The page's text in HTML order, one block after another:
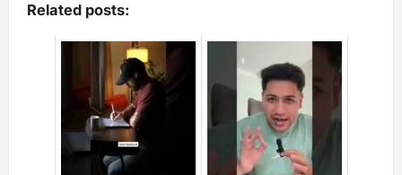
Related posts: